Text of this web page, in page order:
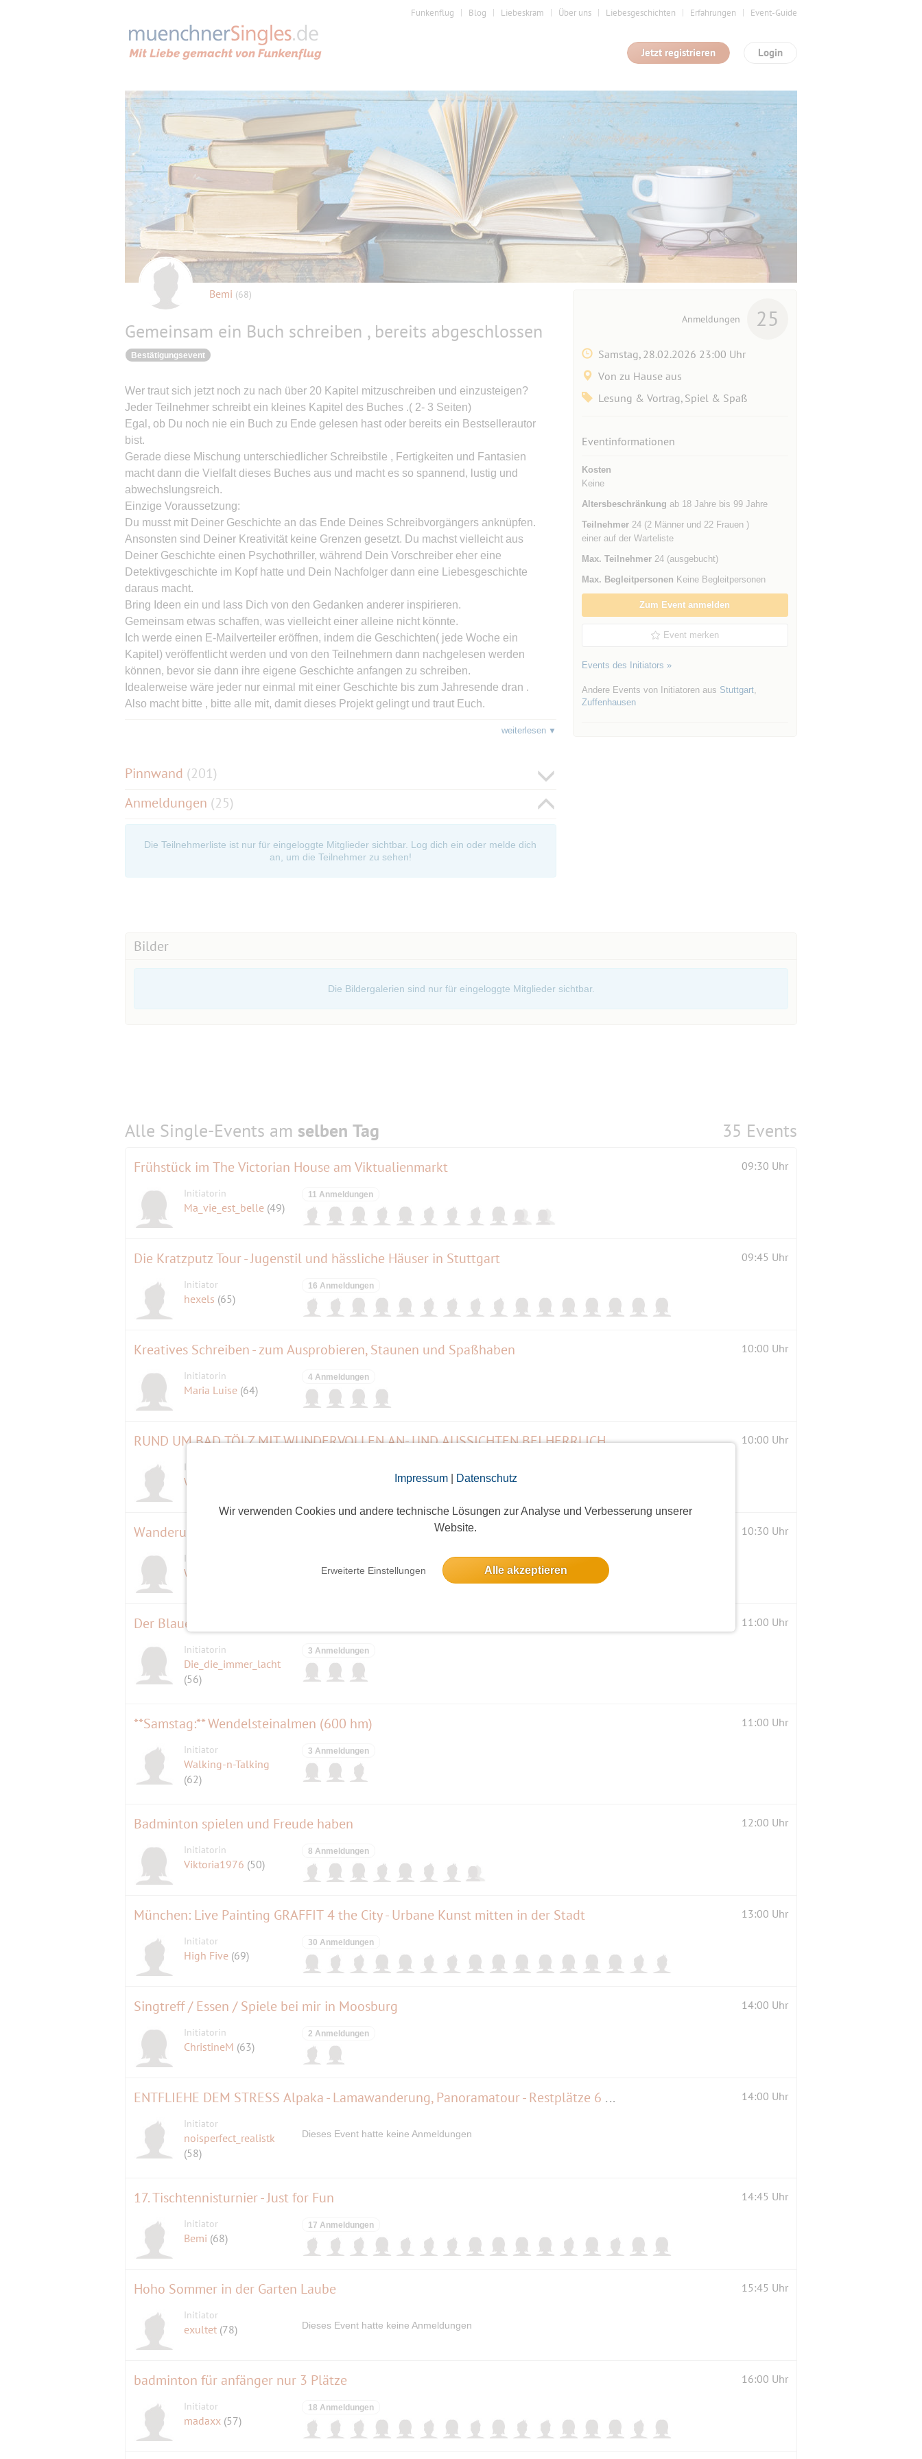
Impressum| Datenschutz
Wir verwenden Cookies und andere technische Lösungen zur Analyse und Verbesserung unserer
Website.
Erweiterte Einstellungen Alle akzeptieren
Funkenflug Blog Liebeskram Über uns Liebesgeschichten Erfahrungen Event-Guide
Login
Jetzt registrieren
Bemi (68)
Gemeinsam ein Buch schreiben , bereits abgeschlossen
Bestätigungsevent
Wer traut sich jetzt noch zu nach über 20 Kapitel mitzuschreiben und einzusteigen?
Jeder Teilnehmer schreibt ein kleines Kapitel des Buches .( 2- 3 Seiten)
Egal, ob Du noch nie ein Buch zu Ende gelesen hast oder bereits ein Bestsellerautor
bist.
Gerade diese Mischung unterschiedlicher Schreibstile , Fertigkeiten und Fantasien
macht dann die Vielfalt dieses Buches aus und macht es so spannend, lustig und
abwechslungsreich.
Einzige Voraussetzung:
Du musst mit Deiner Geschichte an das Ende Deines Schreibvorgängers anknüpfen.
Ansonsten sind Deiner Kreativität keine Grenzen gesetzt. Du machst vielleicht aus
Deiner Geschichte einen Psychothriller, während Dein Vorschreiber eher eine
Detektivgeschichte im Kopf hatte und Dein Nachfolger dann eine Liebesgeschichte
daraus macht.
Bring Ideen ein und lass Dich von den Gedanken anderer inspirieren.
Gemeinsam etwas schaffen, was vielleicht einer alleine nicht könnte.
Ich werde einen E-Mailverteiler eröffnen, indem die Geschichten( jede Woche ein
Kapitel) veröffentlicht werden und von den Teilnehmern dann nachgelesen werden
können, bevor sie dann ihre eigene Geschichte anfangen zu schreiben.
Idealerweise wäre jeder nur einmal mit einer Geschichte bis zum Jahresende dran .
Also macht bitte , bitte alle mit, damit dieses Projekt gelingt und traut Euch.
Am Jahresende kommen wir "Autoren" dann nach unserem gemeinsamen literarischen
uns aus und erfreuen uns an dem Grossartigen, was wir gemeinsam erschaffen haben.
weiterlesen
Pinnwand (201)
Anmeldungen (25)
Die Teilnehmerliste ist nur für eingeloggte Mitglieder sichtbar. Log dich ein oder melde dich
an, um die Teilnehmer zu sehen!
Anmeldungen 25
Samstag, 28.02.2026 23:00 Uhr
Von zu Hause aus
Lesung & Vortrag, Spiel & Spaß
Eventinformationen
Kosten
Keine
Altersbeschränkung ab 18 Jahre bis 99 Jahre
Teilnehmer24 (2 Männer und 22 Frauen )
einer auf der Warteliste
Max. Teilnehmer24 (ausgebucht)
Max. Begleitpersonen Keine Begleitpersonen
Zum Event anmelden
Event merken
Events des Initiators »
Andere Events von Initiatoren aus Stuttgart,
Zuffenhausen
Bilder
Die Bildergalerien sind nur für eingeloggte Mitglieder sichtbar.
Alle Single-Events am selben Tag 35 Events
Frühstück im The Victorian House am Viktualienmarkt 09:30 Uhr
Initiatorin
Ma_vie_est_belle (49)
11 Anmeldungen
Die Kratzputz Tour - Jugenstil und hässliche Häuser in Stuttgart 09:45 Uhr
Initiator
hexels (65)
16 Anmeldungen
Kreatives Schreiben - zum Ausprobieren, Staunen und Spaßhaben 10:00 Uhr
Initiatorin
Maria Luise (64)
4 Anmeldungen
RUND UM BAD TÖLZ MIT WUNDERVOLLEN AN- UND AUSSICHTEN BEI HERRLICHEM WETTER 10:00 Uhr
Initiator
WOLPERER
10:30 Uhr
Initiatorin
Waldschrat
Der Blaue Reiter - Führung 11:00 Uhr
Initiatorin
Die_die_immer_lacht
(56)
3 Anmeldungen
**Samstag:** Wendelsteinalmen (600 hm) 11:00 Uhr
Initiator
Walking-n-Talking
(62)
3 Anmeldungen
Badminton spielen und Freude haben 12:00 Uhr
Initiatorin
Viktoria1976 (50)
8 Anmeldungen
München: Live Painting GRAFFIT 4 the City - Urbane Kunst mitten in der Stadt 13:00 Uhr
Initiator
High Five (69)
30 Anmeldungen
Singtreff / Essen / Spiele bei mir in Moosburg 14:00 Uhr
Initiatorin
ChristineM (63)
2 Anmeldungen
ENTFLIEHE DEM STRESS Alpaka - Lamawanderung, Panoramatour - Restplätze 6 x m Tier Stand heute 14:00 Uhr
Initiator
noisperfect_realistk
(58)
Dieses Event hatte keine Anmeldungen
17. Tischtennisturnier - Just for Fun 14:45 Uhr
Initiator
Bemi (68)
17 Anmeldungen
Hoho Sommer in der Garten Laube 15:45 Uhr
Initiator
exultet (78) Dieses Event hatte keine Anmeldungen
badminton für anfänger nur 3 Plätze 16:00 Uhr
Initiator
madaxx (57)
18 Anmeldungen